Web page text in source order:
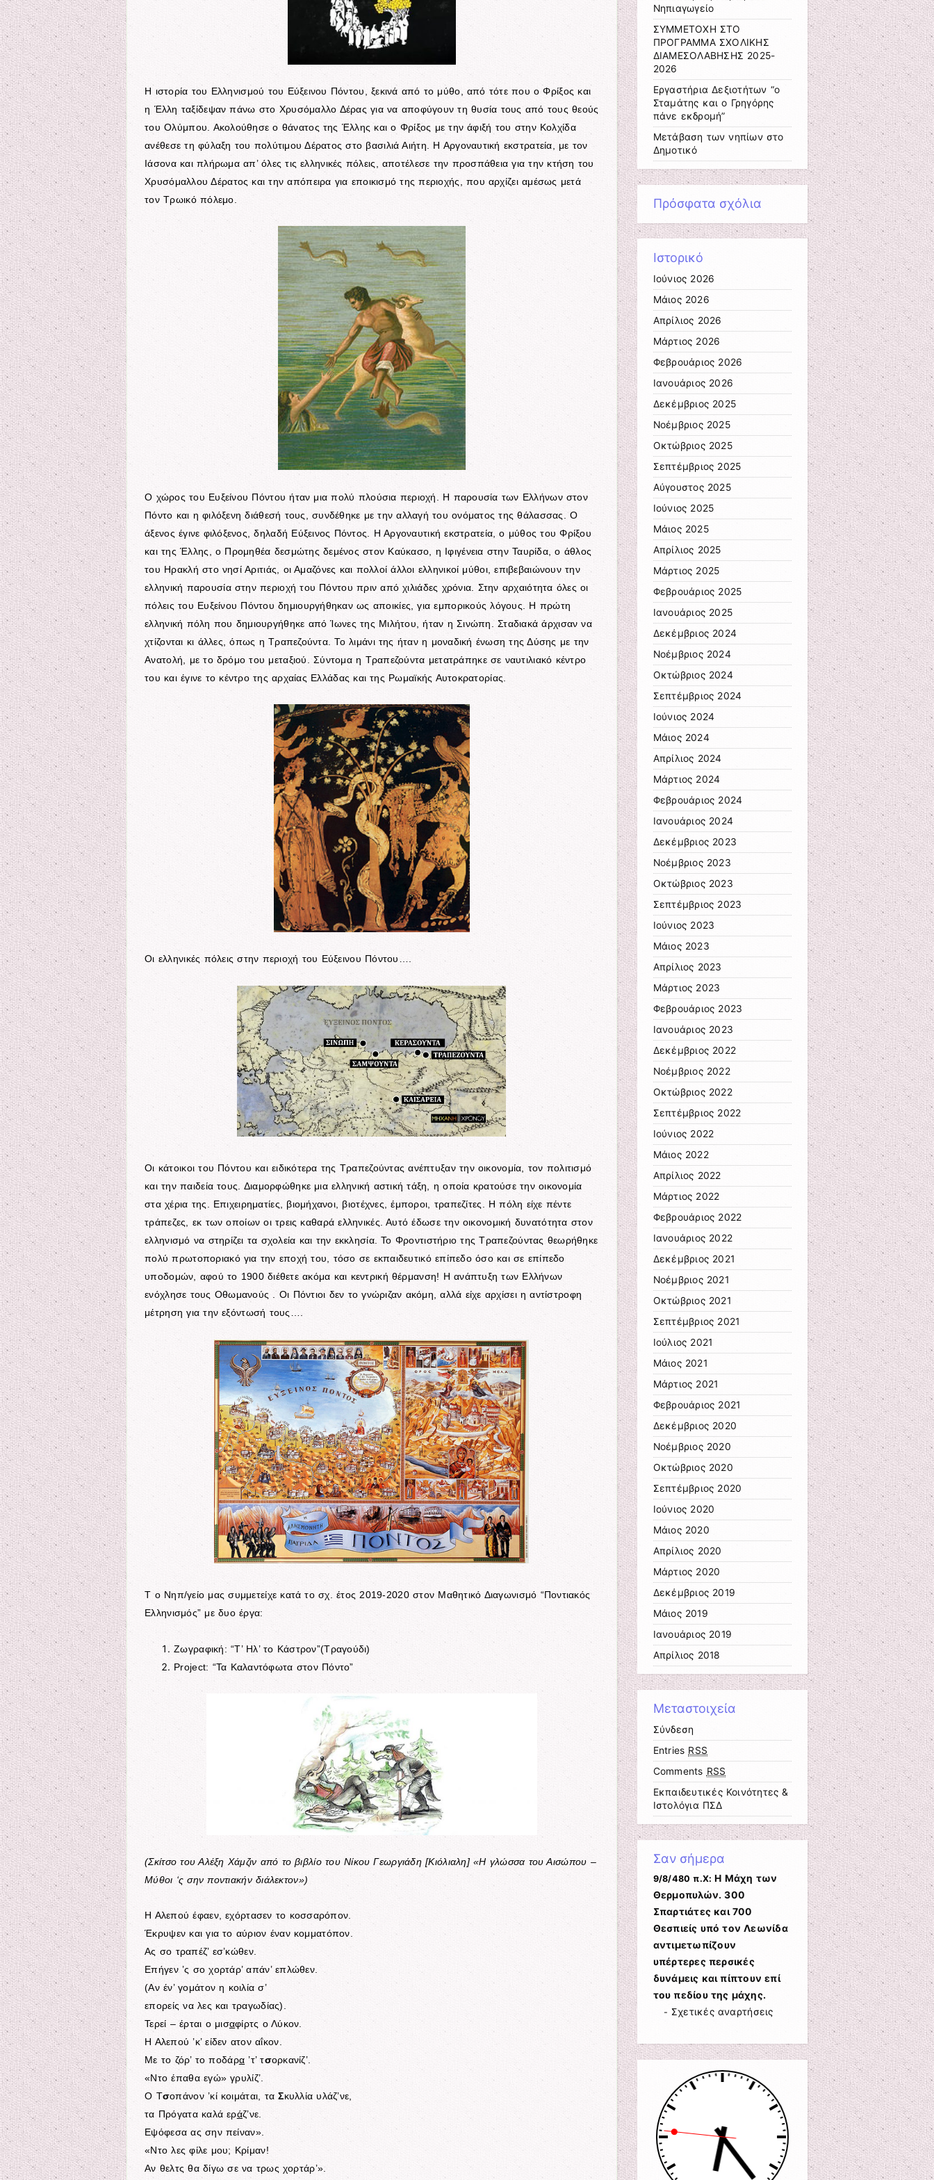
Η ιστορία του Ελληνισμού του Εύξεινου Πόντου, ξεκινά από το μύθο, από τότε που ο Φρίξος και
η Έλλη ταξίδεψαν πάνω στο Χρυσόμαλλο Δέρας για να αποφύγουν τη θυσία τους από τους θεούς
του Ολύμπου. Ακολούθησε ο θάνατος της Έλλης και ο Φρίξος με την άφιξή του στην Κολχίδα
ανέθεσε τη φύλαξη του πολύτιμου Δέρατος στο βασιλιά Αιήτη. Η Αργοναυτική εκστρατεία, με τον
Ιάσονα και πλήρωμα απ’ όλες τις ελληνικές πόλεις, αποτέλεσε την προσπάθεια για την κτήση του
Χρυσόμαλλου Δέρατος και την απόπειρα για εποικισμό της περιοχής, που αρχίζει αμέσως μετά
τον Τρωικό πόλεμο.
Ο χώρος του Ευξείνου Πόντου ήταν μια πολύ πλούσια περιοχή. Η παρουσία των Ελλήνων στον
Πόντο και η φιλόξενη διάθεσή τους, συνδέθηκε με την αλλαγή του ονόματος της θάλασσας. Ο
άξενος έγινε φιλόξενος, δηλαδή Εύξεινος Πόντος. Η Αργοναυτική εκστρατεία, ο μύθος του Φρίξου
και της Έλλης, ο Προμηθέα δεσμώτης δεμένος στον Καύκασο, η Ιφιγένεια στην Ταυρίδα, ο άθλος
του Ηρακλή στο νησί Αριτιάς, οι Αμαζόνες και πολλοί άλλοι ελληνικοί μύθοι, επιβεβαιώνουν την
ελληνική παρουσία στην περιοχή του Πόντου πριν από χιλιάδες χρόνια. Στην αρχαιότητα όλες οι
πόλεις του Ευξείνου Πόντου δημιουργήθηκαν ως αποικίες, για εμπορικούς λόγους. Η πρώτη
ελληνική πόλη που δημιουργήθηκε από Ίωνες της Μιλήτου, ήταν η Σινώπη. Σταδιακά άρχισαν να
χτίζονται κι άλλες, όπως η Τραπεζούντα. Το λιμάνι της ήταν η μοναδική ένωση της Δύσης με την
Ανατολή, με το δρόμο του μεταξιού. Σύντομα η Τραπεζούντα μετατράπηκε σε ναυτιλιακό κέντρο
του και έγινε το κέντρο της αρχαίας Ελλάδας και της Ρωμαϊκής Αυτοκρατορίας.
Οι ελληνικές πόλεις στην περιοχή του Εύξεινου Πόντου….
Οι κάτοικοι του Πόντου και ειδικότερα της Τραπεζούντας ανέπτυξαν την οικονομία, τον πολιτισμό
και την παιδεία τους. Διαμορφώθηκε μια ελληνική αστική τάξη, η οποία κρατούσε την οικονομία
στα χέρια της. Επιχειρηματίες, βιομήχανοι, βιοτέχνες, έμποροι, τραπεζίτες. Η πόλη είχε πέντε
τράπεζες, εκ των οποίων οι τρεις καθαρά ελληνικές. Αυτό έδωσε την οικονομική δυνατότητα στον
ελληνισμό να στηρίζει τα σχολεία και την εκκλησία. Το Φροντιστήριο της Τραπεζούντας θεωρήθηκε
πολύ πρωτοποριακό για την εποχή του, τόσο σε εκπαιδευτικό επίπεδο όσο και σε επίπεδο
υποδομών, αφού το 1900 διέθετε ακόμα και κεντρική θέρμανση! Η ανάπτυξη των Ελλήνων
ενόχλησε τους Οθωμανούς . Οι Πόντιοι δεν το γνώριζαν ακόμη, αλλά είχε αρχίσει η αντίστροφη
μέτρηση για την εξόντωσή τους….
Τ ο Νηπ/γείο μας συμμετείχε κατά το σχ. έτος 2019-2020 στον Μαθητικό Διαγωνισμό “Ποντιακός
Ελληνισμός” με δυο έργα:
Ζωγραφική: “Τ’ Ηλ’ το Κάστρον”(Τραγούδι)
Project: “Τα Καλαντόφωτα στον Πόντο”
(Σκίτσο του Αλέξη Χάμζιν από το βιβλίο του Νίκου Γεωργιάδη [Κιόλιαλη] «Η γλώσσα του Αισώπου –
Μύθοι ‘ς σην ποντιακήν διάλεκτον»)
Η Αλεπού έφαεν, εχόρτασεν το κοσσαρόπον.
Έκρυψεν και για το αύριον έναν κομματόπον.
Ας σο τραπέζ’ εσ’κώθεν.
Επήγεν ’ς σο χορτάρ’ απάν’ επλώθεν.
(Αν έν’ γομάτον η κοιλία σ’
επορείς να λες και τραγωδίας).
Τερεί – έρται ο μισαφίρτς ο Λύκον.
Η Αλεπού ’κ’ είδεν ατον αΐκον.
Με το ζόρ’ το ποδάρα ’τ’ τσορκανίζ’.
«Ντο έπαθα εγώ» γρυλίζ’.
Ο Τσοπάνον ’κί κοιμάται, ταΣκυλλία υλάζ’νε,
τα Πρόγατα καλά εράζ’νε.
Εψόφεσα ας σην πείναν».
«Ντο λες φίλε μου; Κρίμαν!
Αν θελτς θα δίγω σε να τρως χορτάρ’».
Νηπιαγωγείο
ΣΥΜΜΕΤΟΧΗ ΣΤΟ
ΠΡΟΓΡΑΜΜΑ ΣΧΟΛΙΚΗΣ
ΔΙΑΜΕΣΟΛΑΒΗΣΗΣ 2025-
2026
Εργαστήρια Δεξιοτήτων “ο
Σταμάτης και ο Γρηγόρης
πάνε εκδρομή”
Μετάβαση των νηπίων στο
Δημοτικό
Πρόσφατα σχόλια
Ιστορικό
Ιούνιος 2026
Μάιος 2026
Απρίλιος 2026
Μάρτιος 2026
Φεβρουάριος 2026
Ιανουάριος 2026
Δεκέμβριος 2025
Νοέμβριος 2025
Οκτώβριος 2025
Σεπτέμβριος 2025
Αύγουστος 2025
Ιούνιος 2025
Μάιος 2025
Απρίλιος 2025
Μάρτιος 2025
Φεβρουάριος 2025
Ιανουάριος 2025
Δεκέμβριος 2024
Νοέμβριος 2024
Οκτώβριος 2024
Σεπτέμβριος 2024
Ιούνιος 2024
Μάιος 2024
Απρίλιος 2024
Μάρτιος 2024
Φεβρουάριος 2024
Ιανουάριος 2024
Δεκέμβριος 2023
Νοέμβριος 2023
Οκτώβριος 2023
Σεπτέμβριος 2023
Ιούνιος 2023
Μάιος 2023
Απρίλιος 2023
Μάρτιος 2023
Φεβρουάριος 2023
Ιανουάριος 2023
Δεκέμβριος 2022
Νοέμβριος 2022
Οκτώβριος 2022
Σεπτέμβριος 2022
Ιούνιος 2022
Μάιος 2022
Απρίλιος 2022
Μάρτιος 2022
Φεβρουάριος 2022
Ιανουάριος 2022
Δεκέμβριος 2021
Νοέμβριος 2021
Οκτώβριος 2021
Σεπτέμβριος 2021
Ιούλιος 2021
Μάιος 2021
Μάρτιος 2021
Φεβρουάριος 2021
Δεκέμβριος 2020
Νοέμβριος 2020
Οκτώβριος 2020
Σεπτέμβριος 2020
Ιούνιος 2020
Μάιος 2020
Απρίλιος 2020
Μάρτιος 2020
Δεκέμβριος 2019
Μάιος 2019
Ιανουάριος 2019
Απρίλιος 2018
Μεταστοιχεία
Σύνδεση
Entries RSS
Comments RSS
Εκπαιδευτικές Κοινότητες &
Ιστολόγια ΠΣΔ
Σαν σήμερα
9/8/480 π.Χ: Η Μάχη των
Θερμοπυλών. 300
Σπαρτιάτες και 700
Θεσπιείς υπό τον Λεωνίδα
αντιμετωπίζουν
υπέρτερες περσικές
δυνάμεις και πίπτουν επί
του πεδίου της μάχης.
- Σχετικές αναρτήσεις